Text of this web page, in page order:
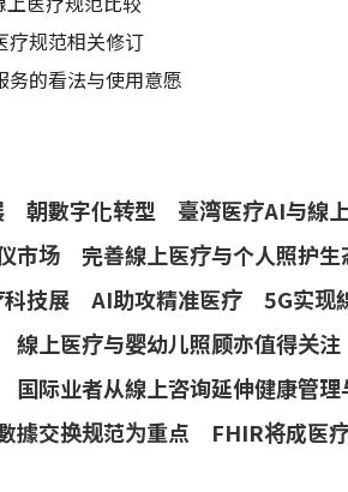
疗规范相关修订
务的看法与使用意愿
朝數字化转型 臺湾医疗AI与線
市场 完善線上医疗与个人照护生
科技展 AI助攻精准医疗 5G实
上医疗与婴幼儿照顾亦值得关注
际业者从線上咨询延伸健康管理
據交换规范为重点 FHIR将成医